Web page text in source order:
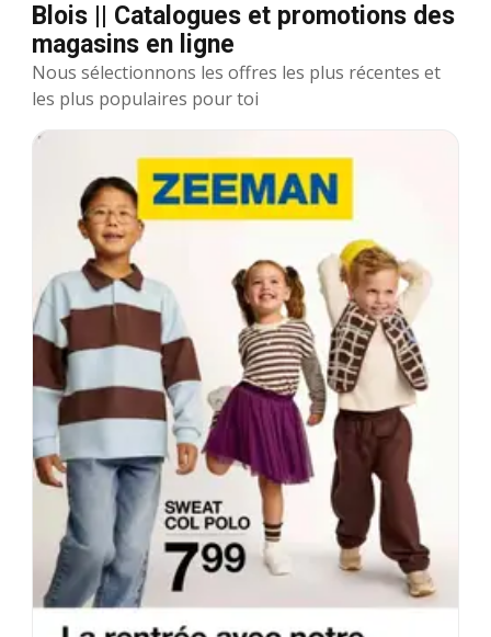
Blois || Catalogues et promotions des
magasins en ligne
Nous sélectionnons les offres les plus récentes et
les plus populaires pour toi